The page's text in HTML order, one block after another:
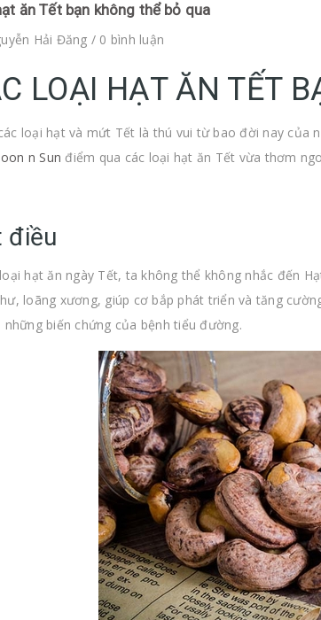
ăn Tết bạn không thể bỏ qua
Hải Đăng / 0 bình luận
LOẠI HẠT ĂN TẾT
loại hạt và mứt Tết là thú vui từ bao đời nay của
n Sun điểm qua các loại hạt ăn Tết vừa thơm
điều
hạt ăn ngày Tết, ta không thể không nhắc đến
loãng xương, giúp cơ bắp phát triển và tăng
những biến chứng của bệnh tiểu đường.